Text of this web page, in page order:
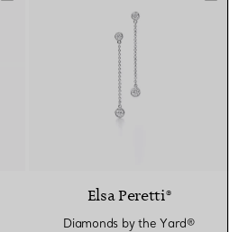
Elsa Peretti®
Diamonds by the Yard®